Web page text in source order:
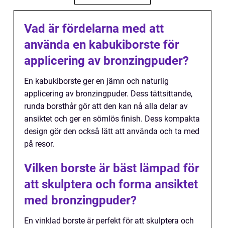
Vad är fördelarna med att
använda en kabukiborste för
applicering av bronzingpuder?
En kabukiborste ger en jämn och naturlig
applicering av bronzingpuder. Dess tättsittande,
runda borsthår gör att den kan nå alla delar av
ansiktet och ger en sömlös finish. Dess kompakta
design gör den också lätt att använda och ta med
på resor.
Vilken borste är bäst lämpad för
att skulptera och forma ansiktet
med bronzingpuder?
En vinklad borste är perfekt för att skulptera och